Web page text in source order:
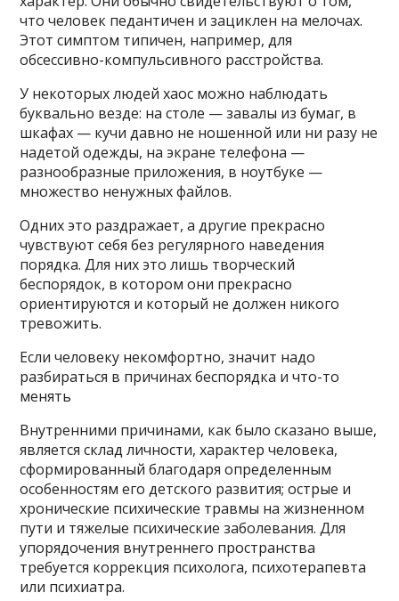
что человек педантичен и зациклен на мелочах.
Этот симптом типичен, например, для
обсессивно-компульсивного расстройства.
У некоторых людей хаос можно наблюдать
буквально везде: на столе — завалы из бумаг, в
шкафах — кучи давно не ношенной или ни разу не
надетой одежды, на экране телефона —
разнообразные приложения, в ноутбуке —
множество ненужных файлов.
Одних это раздражает, а другие прекрасно
чувствуют себя без регулярного наведения
порядка. Для них это лишь творческий
беспорядок, в котором они прекрасно
ориентируются и который не должен никого
тревожить.
Если человеку некомфортно, значит надо
разбираться в причинах беспорядка и что-то
менять
Внутренними причинами, как было сказано выше,
является склад личности, характер человека,
сформированный благодаря определенным
особенностям его детского развития; острые и
хронические психические травмы на жизненном
пути и тяжелые психические заболевания. Для
упорядочения внутреннего пространства
требуется коррекция психолога, психотерапевта
или психиатра.